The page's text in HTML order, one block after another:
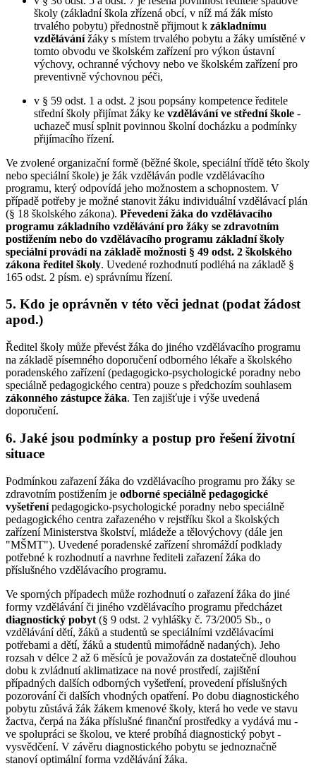
školy (základní škola zřízená obcí, v níž má žák místo
trvalého pobytu) přednostně přijmout k základnímu
vzdělávánížáky s místem trvalého pobytu a žáky umístěné v
tomto obvodu ve školském zařízení pro výkon ústavní
výchovy, ochranné výchovy nebo ve školském zařízení pro
preventivně výchovnou péči,
v § 59 odst. 1 a odst. 2 jsou popsány kompetence ředitele
střední školy přijímat žáky ke vzdělávání ve střední škole -
uchazeč musí splnit povinnou školní docházku a podmínky
přijímacího řízení.
Ve zvolené organizační formě (běžné škole, speciální třídě této školy
nebo speciální škole) je žák vzděláván podle vzdělávacího
programu, který odpovídá jeho možnostem a schopnostem. V
případě potřeby je možné stanovit žáku individuální vzdělávací plán
(§ 18 školského zákona). Převedení žáka do vzdělávacího
programu základního vzdělávání pro žáky se zdravotním
postižením nebo do vzdělávacího programu základní školy
speciální provádí na základě možnosti § 49 odst. 2 školského
zákona ředitel školy. Uvedené rozhodnutí podléhá na základě §
165 odst. 2 písm. e) správnímu řízení.
5. Kdo je oprávněn v této věci jednat (podat žádost
apod.)
Ředitel školy může převést žáka do jiného vzdělávacího programu
na základě písemného doporučení odborného lékaře a školského
poradenského zařízení (pedagogicko-psychologické poradny nebo
speciálně pedagogického centra) pouze s předchozím souhlasem
zákonného zástupce žáka. Ten zajišťuje i výše uvedená
doporučení.
6. Jaké jsou podmínky a postup pro řešení životní
situace
Podmínkou zařazení žáka do vzdělávacího programu pro žáky se
zdravotním postižením je odborné speciálně pedagogické
vyšetřenípedagogicko-psychologické poradny nebo speciálně
pedagogického centra zařazeného v rejstříku škol a školských
zařízení Ministerstva školství, mládeže a tělovýchovy (dále jen
"MŠMT"). Uvedené poradenské zařízení shromáždí podklady
potřebné k rozhodnutí a navrhne řediteli zařazení žáka do
příslušného vzdělávacího programu.
Ve sporných případech může rozhodnutí o zařazení žáka do jiné
formy vzdělávání či jiného vzdělávacího programu předcházet
diagnostický pobyt (§ 9 odst. 2 vyhlášky č. 73/2005 Sb., o
vzdělávání dětí, žáků a studentů se speciálními vzdělávacími
potřebami a dětí, žáků a studentů mimořádně nadaných). Jeho
rozsah v délce 2 až 6 měsíců je považován za dostatečně dlouhou
dobu k zvládnutí aklimatizace na nové prostředí, zajištění
případných dalších odborných vyšetření, provedení příslušných
pozorování či dalších vhodných opatření. Po dobu diagnostického
pobytu zůstává žák žákem kmenové školy, která ho vede ve stavu
žactva, čerpá na žáka příslušné finanční prostředky a vydává mu -
ve spolupráci se školou, ve které probíhá diagnostický pobyt -
vysvědčení. V závěru diagnostického pobytu se jednoznačně
stanoví optimální forma vzdělávání žáka.